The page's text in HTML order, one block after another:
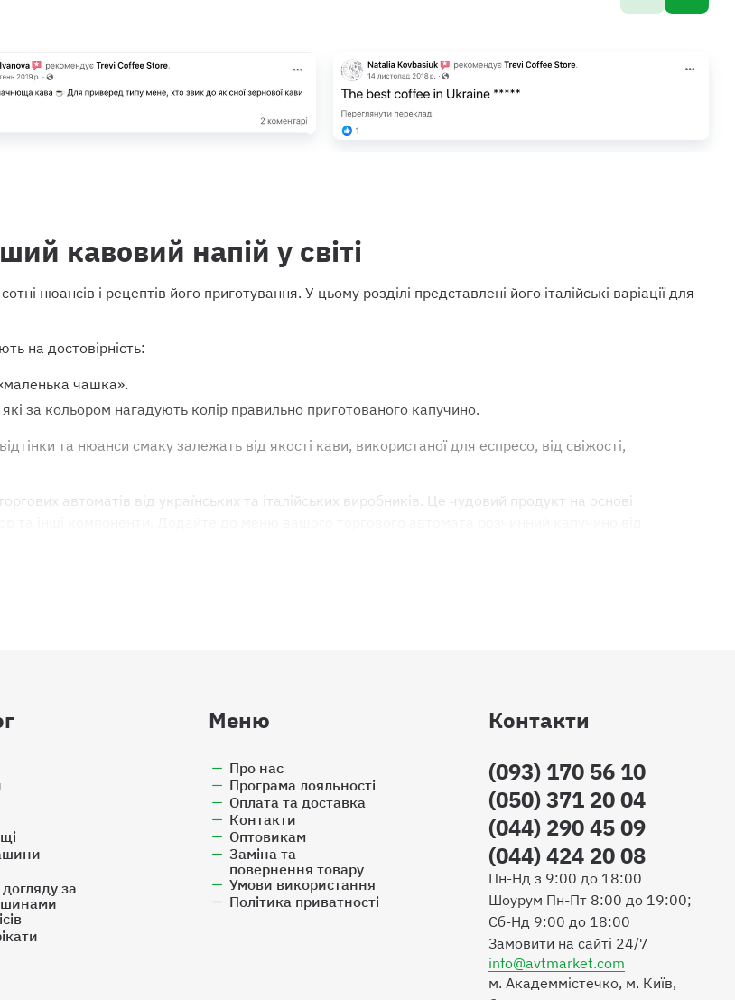
кавовий напій у світі
нюансів і рецептів його приготування. У цьому розділі представлені його італійські варіації для
на достовірність:
чашка».
за кольором нагадують колір правильно приготованого капучино.
та нюанси смаку залежать від якості кави, використаної для еспресо, від свіжості,
автоматів від українських та італійських виробників. Це чудовий продукт на основі
за
Меню
Про нас
Програма лояльності
Оплата та доставка
Контакти
Оптовикам
Заміна та
повернення товару
Умови використання
Політика приватності
Контакти
(093) 170 56 10
(050) 371 20 04
(044) 290 45 09
(044) 424 20 08
Пн-Нд з 9:00 до 18:00
Шоурум Пн-Пт 8:00 до 19:00;
Сб-Нд 9:00 до 18:00
Замовити на сайті 24/7
info@avtmarket.com
м. Академмістечко, м. Київ,